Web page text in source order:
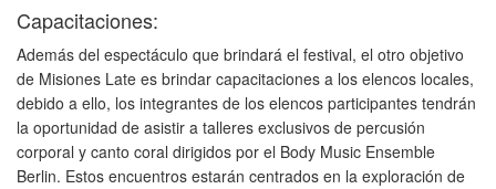
Capacitaciones:
Además del espectáculo que brindará el festival, el otro objetivo
de Misiones Late es brindar capacitaciones a los elencos locales,
debido a ello, los integrantes de los elencos participantes tendrán
la oportunidad de asistir a talleres exclusivos de percusión
corporal y canto coral dirigidos por el Body Music Ensemble
Berlin. Estos encuentros estarán centrados en la exploración de